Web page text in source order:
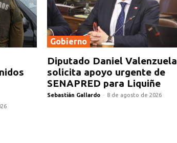
Gobierno
Diputado Daniel Valenzuela
solicita apoyo urgente de
SENAPRED para Liquiñe
Sebastián Gallardo - 8 de agosto de 2026